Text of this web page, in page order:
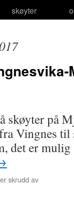
skøyter
på
Vingnes
det er
skrudd avfor